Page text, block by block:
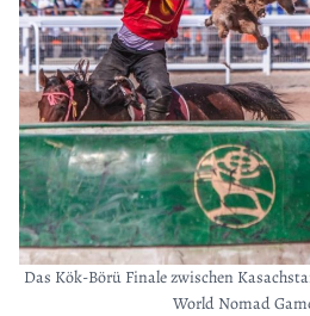
Das Kök-Börü Finale zwischen
World Nomad